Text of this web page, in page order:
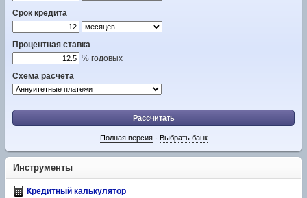
Срок кредита
Процентная ставка
% годовых
Схема расчета
Рассчитать
Полная версия· Выбрать банк
Инструменты
Кредитный калькулятор